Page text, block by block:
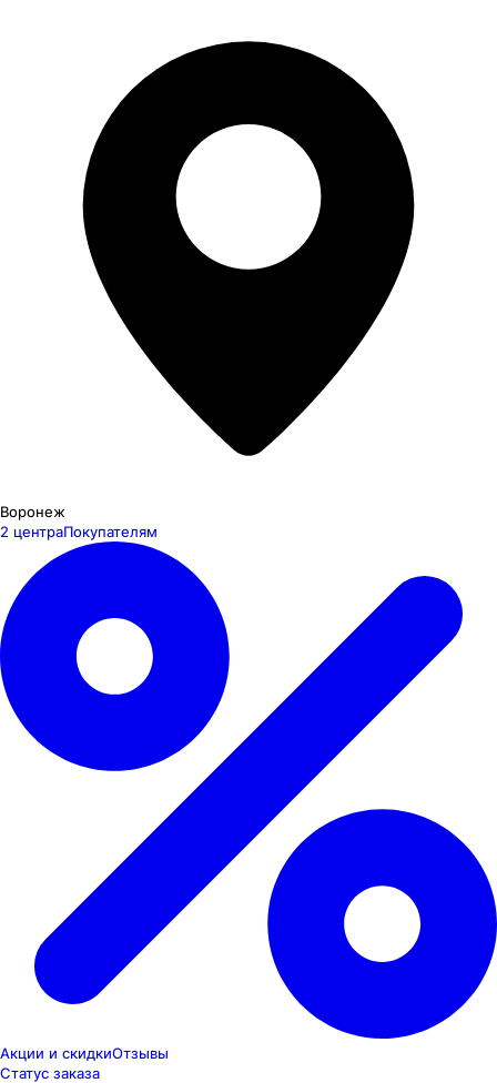
Воронеж
2 центраПокупателям
Акции и скидкиОтзывы
Статус заказа